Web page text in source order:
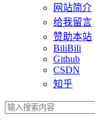
网站简介
给我留言
赞助本站
BiliBili
Github
CSDN
知乎